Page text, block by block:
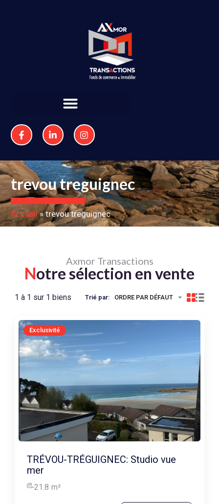
trevou treguignec
Accueil»trevou treguignec
Axmor Transactions
Notre sélection en vente
1 à 1 sur 1 biens Trié par: ORDRE PAR DÉFAUT
Exclusivité
TRÉVOU-TRÉGUIGNEC: Studio vue
mer
21.8 m²